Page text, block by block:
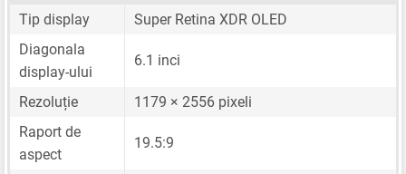
Tip display
Super Retina XDR OLED
Diagonala
display-ului
6.1 inci
Rezoluție
1179 × 2556 pixeli
Raport de
aspect
19.5:9